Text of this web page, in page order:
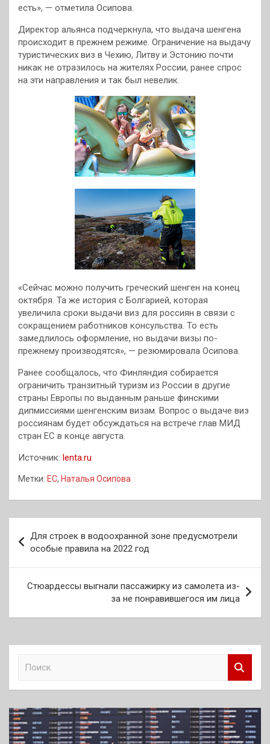
есть», — отметила Осипова.
Директор альянса подчеркнула, что выдача шенгена
происходит в прежнем режиме. Ограничение на выдачу
туристических виз в Чехию, Литву и Эстонию почти
никак не отразилось на жителях России, ранее спрос
на эти направления и так был невелик.
«Сейчас можно получить греческий шенген на конец
октября. Та же история с Болгарией, которая
увеличила сроки выдачи виз для россиян в связи с
сокращением работников консульства. То есть
замедлилось оформление, но выдачи визы по-
прежнему производятся», — резюмировала Осипова.
Ранее сообщалось, что Финляндия собирается
ограничить транзитный туризм из России в другие
страны Европы по выданным раньше финскими
дипмиссиями шенгенским визам. Вопрос о выдаче виз
россиянам будет обсуждаться на встрече глав МИД
стран ЕС в конце августа.
Источник: lenta.ru
Метки: ЕС, Наталья Осипова
по
записям
Для строек в водоохранной зоне предусмотрели
особые правила на 2022 год
Стюардессы выгнали пассажирку из самолета из-
за не понравившегося им лица
к